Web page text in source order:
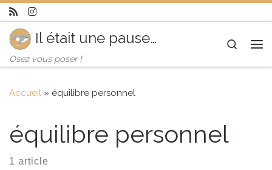
Skip to content
Il était une pause…
Osez vous poser !
Search
Accueil » équilibre personnel
équilibre personnel
1 article